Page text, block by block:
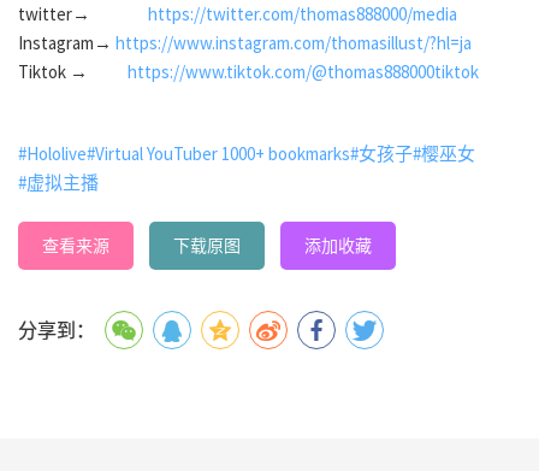
twitter→
https://twitter.com/thomas888000/media
Instagram→ https://www.instagram.com/thomasillust/?hl=ja
Tiktok → https://www.tiktok.com/@thomas888000tiktok
#Hololive#Virtual YouTuber 1000+ bookmarks#女孩子#樱巫女
#虚拟主播
查看来源 下载原图 添加收藏
分享到：